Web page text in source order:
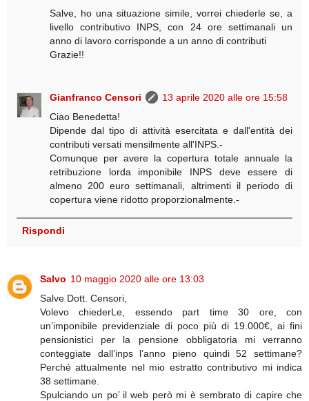
Salve, ho una situazione simile, vorrei chiederle se, a
livello contributivo INPS, con 24 ore settimanali un
anno di lavoro corrisponde a un anno di contributi
Grazie!!
Gianfranco Censori
13 aprile 2020 alle ore 15:58
Ciao Benedetta!
Dipende dal tipo di attività esercitata e dall'entità dei
contributi versati mensilmente all'INPS.-
Comunque per avere la copertura totale annuale la
retribuzione lorda imponibile INPS deve essere di
almeno 200 euro settimanali, altrimenti il periodo di
copertura viene ridotto proporzionalmente.-
Rispondi
Salvo 10 maggio 2020 alle ore 13:03
Salve Dott. Censori,
Volevo chiederLe, essendo part time 30 ore, con
un’imponibile previdenziale di poco più di 19.000€, ai fini
pensionistici per la pensione obbligatoria mi verranno
conteggiate dall’inps l’anno pieno quindi 52 settimane?
Perché attualmente nel mio estratto contributivo mi indica
38 settimane.
Spulciando un po’ il web però mi è sembrato di capire che